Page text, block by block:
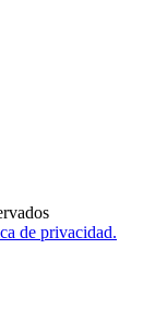
de privacidad.